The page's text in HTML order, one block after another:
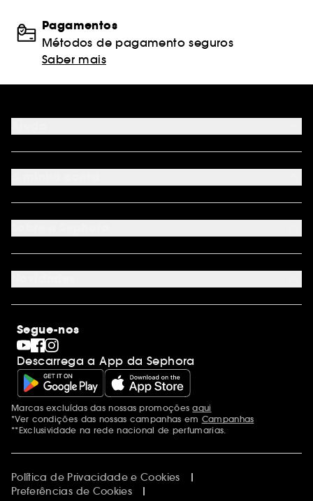
Pagamentos
Métodos de pagamento seguros
Saber mais
FAQ
Métodos de pagamento
Cartão oferta físico
Cartão oferta empresas
Seguir encomenda
Programa de Fidelidade
Juntar Sephora
Sephora Prize 2026
Internacional
Descobrir a Sephora
Código promocional Sephora
Saldos
Dia dos Namorados
Dia do Pai
Dia da Mãe
Calendários do Advento
Singles' Day
Black Friday
Cyber Monday
Blue Monday
Segue-nos
Descarrega a App da Sephora
Menções adicionais
Marcas excluídas das nossas promoçõesaqui
*Ver condições das nossas campanhas em Campanhas
**Exclusividade na rede nacional de perfumarias.
Política de Privacidade e Cookies
Preferências de Cookies